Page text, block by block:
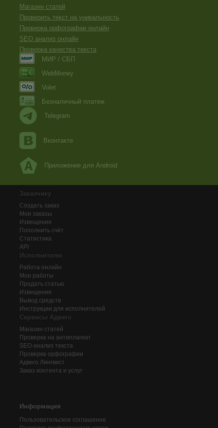
Магазин статей
Проверить текст на уникальность
Проверка орфографии онлайн
SEO анализ онлайн
Проверка качества текста
МИР / СБП
WebMoney
Volet
Безналичный платеж
Telegram
Вконтакте
Приложение для Android
Заказчику
Создать заказ
Мои заказы
Извещения
Пополнить счёт
Статистика
API
Исполнителю
Работа онлайн
Мои работы
Продать статью
Извещения
Вывод средств
Инструкции для исполнителей
Сервисы Адвего
Магазин статей
Проверка на антиплагиат
SEO-анализ текста
Проверка орфографии
Адвего Лингвист
Заказ контента и услуг
Информация
Пользовательское соглашение